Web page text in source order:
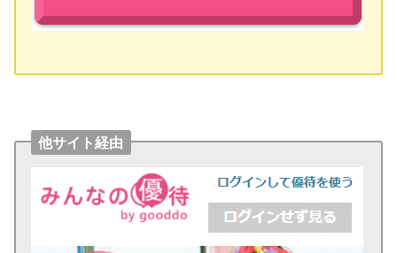
他サイト経由